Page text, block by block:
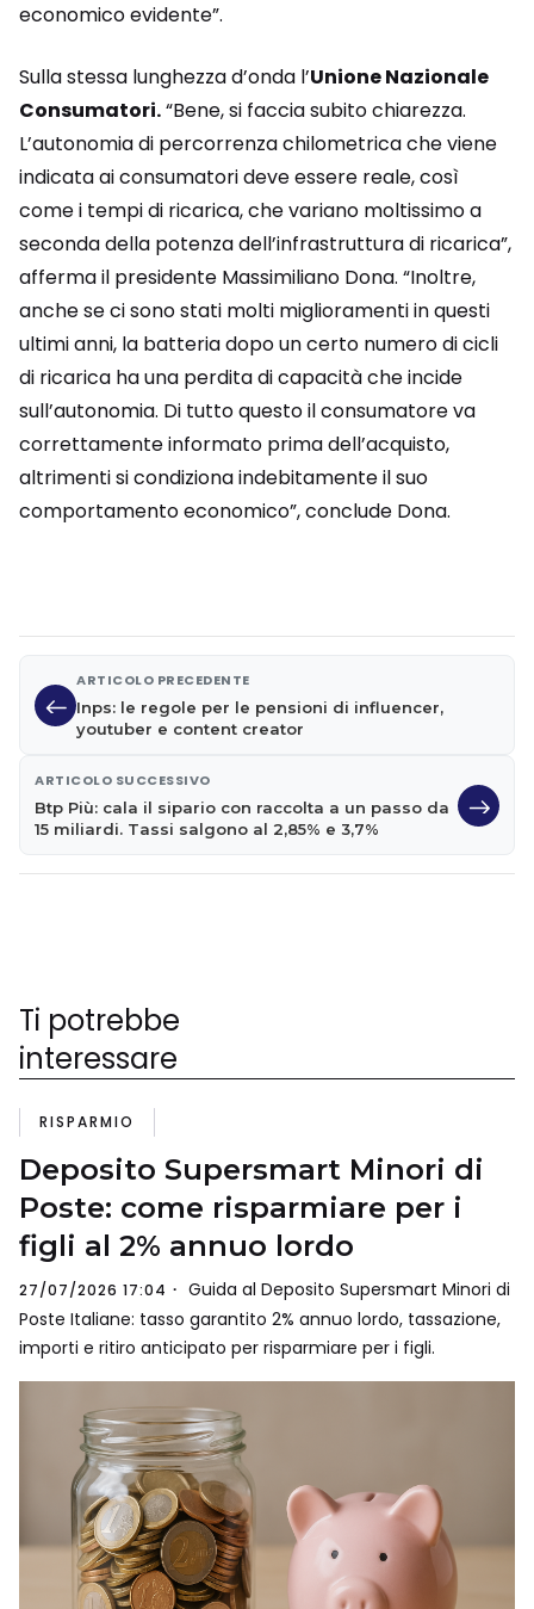
economico evidente”.
Sulla stessa lunghezza d’onda l’Unione Nazionale
Consumatori.“Bene, si faccia subito chiarezza.
L’autonomia di percorrenza chilometrica che viene
indicata ai consumatori deve essere reale, così
come i tempi di ricarica, che variano moltissimo a
seconda della potenza dell’infrastruttura di ricarica”,
afferma il presidente Massimiliano Dona. “Inoltre,
anche se ci sono stati molti miglioramenti in questi
ultimi anni, la batteria dopo un certo numero di cicli
di ricarica ha una perdita di capacità che incide
sull’autonomia. Di tutto questo il consumatore va
correttamente informato prima dell’acquisto,
altrimenti si condiziona indebitamente il suo
comportamento economico”, conclude Dona.
ARTICOLO PRECEDENTE
Inps: le regole per le pensioni di influencer,
youtuber e content creator
ARTICOLO SUCCESSIVO
Btp Più: cala il sipario con raccolta a un passo da
15 miliardi. Tassi salgono al 2,85% e 3,7%
Ti potrebbe
interessare
RISPARMIO
Deposito Supersmart Minori di
Poste: come risparmiare per i
figli al 2% annuo lordo
27/07/2026 17:04
Guida al Deposito Supersmart Minori di
Poste Italiane: tasso garantito 2% annuo lordo, tassazione,
importi e ritiro anticipato per risparmiare per i figli.